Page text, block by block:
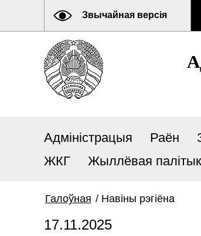
Звычайная версія
Адміністрацыя Раён
ЖКГ
Жыллёвая
Галоўная / Навiны рэгiёна
17.11.2025